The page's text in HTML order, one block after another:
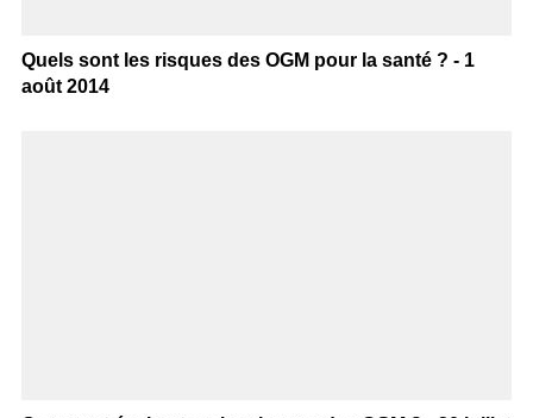
Quels sont les risques des OGM pour la santé ? - 1
août 2014